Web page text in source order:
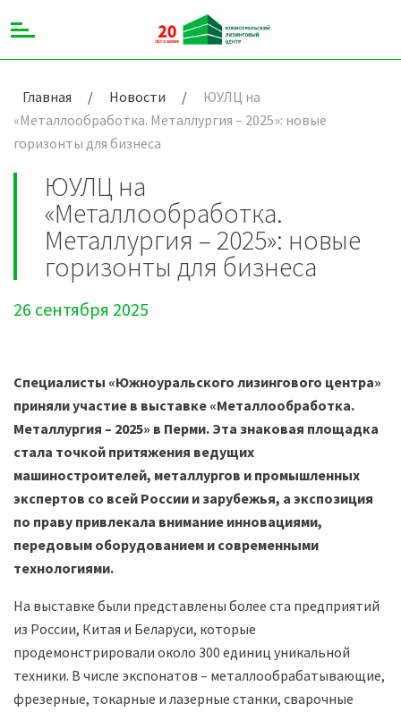
Главная / Новости /
ЮУЛЦ на
«Металлообработка. Металлургия – 2025»: новые
горизонты для бизнеса
ЮУЛЦ на
«Металлообработка.
Металлургия – 2025»: новые
горизонты для бизнеса
26 сентября 2025
Специалисты «Южноуральского лизингового центра»
приняли участие в выставке «Металлообработка.
Металлургия – 2025» в Перми. Эта знаковая площадка
стала точкой притяжения ведущих
машиностроителей, металлургов и промышленных
экспертов со всей России и зарубежья, а экспозиция
по праву привлекала внимание инновациями,
передовым оборудованием и современными
технологиями.
На выставке были представлены более ста предприятий
из России, Китая и Беларуси, которые
продемонстрировали около 300 единиц уникальной
техники. В числе экспонатов – металлообрабатывающие,
фрезерные, токарные и лазерные станки, сварочные